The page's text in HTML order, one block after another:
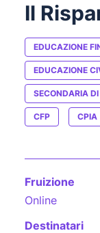
Il
EDUCAZIONE
EDUCAZIONE
SECONDARIA
CFP CPIA
Fruizione
Online
Destinatari